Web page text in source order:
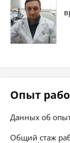
Опыт
Данных об
Общий стаж